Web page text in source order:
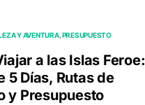
Y AVENTURA PRESUPUESTO
a las Islas Feroe:
5 Días, Rutas de
y Presupuesto